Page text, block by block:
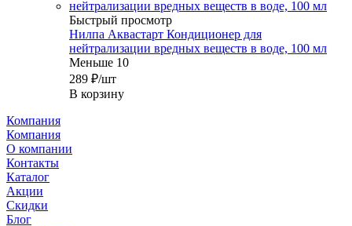
Быстрый просмотр
Нилпа Аквастарт Кондиционер для
нейтрализации вредных веществ в воде, 100 мл
Меньше 10
289 ₽/шт
В корзину
Компания
Компания
О компании
Контакты
Каталог
Акции
Скидки
Блог